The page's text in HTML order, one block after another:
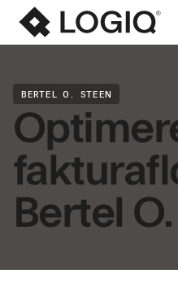
BERTEL O. STEEN
Bertel